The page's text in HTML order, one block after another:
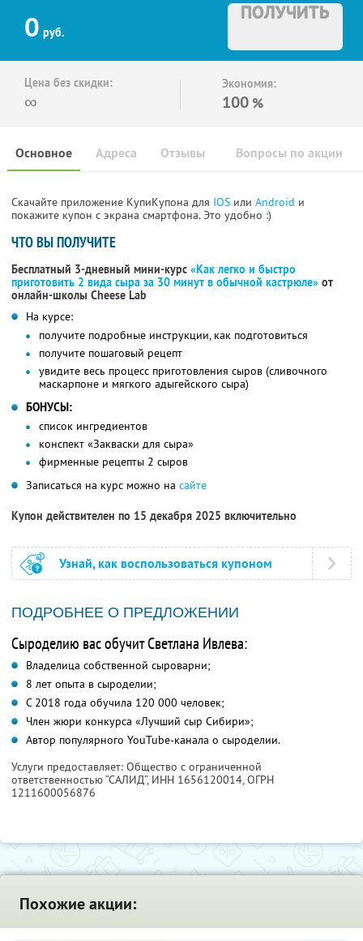
0 руб.
ПОЛУЧИТЬ
Цена без скидки:
∞
Экономия:
100 %
Основное Отзывы Вопросы по акции
Адреса
Скачайте приложение КупиКупона для IOS или Android и
покажите купон с экрана смартфона. Это удобно :)
ЧТО ВЫ ПОЛУЧИТЕ
Бесплатный 3-дневный мини-курс «Как легко и быстро
приготовить 2 вида сыра за 30 минут в обычной кастрюле» от
онлайн-школы Cheese Lab
На курсе:
получите подробные инструкции, как подготовиться
получите пошаговый рецепт
увидите весь процесс приготовления сыров (сливочного
маскарпоне и мягкого адыгейского сыра)
БОНУСЫ:
список ингредиентов
конспект «Закваски для сыра»
фирменные рецепты 2 сыров
Записаться на курс можно на сайте
Купон действителен по 15 декабря 2025 включительно
Узнай, как воспользоваться купоном
ПОДРОБНЕЕ О ПРЕДЛОЖЕНИИ
Сыроделию вас обучит Светлана Ивлева:
Владелица собственной сыроварни;
8 лет опыта в сыроделии;
С 2018 года обучила 120 000 человек;
Член жюри конкурса «Лучший сыр Сибири»;
Автор популярного YouTube-канала о сыроделии.
Услуги предоставляет: Общество с ограниченной
ответственностью “САЛИД”, ИНН 1656120014, ОГРН
1211600056876
Похожие акции: